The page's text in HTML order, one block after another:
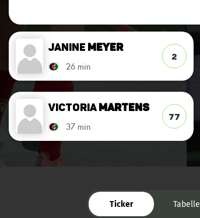
Janine Meyer
26 min
2
VictoriaMartens
37 min
77
Ticker Tabelle